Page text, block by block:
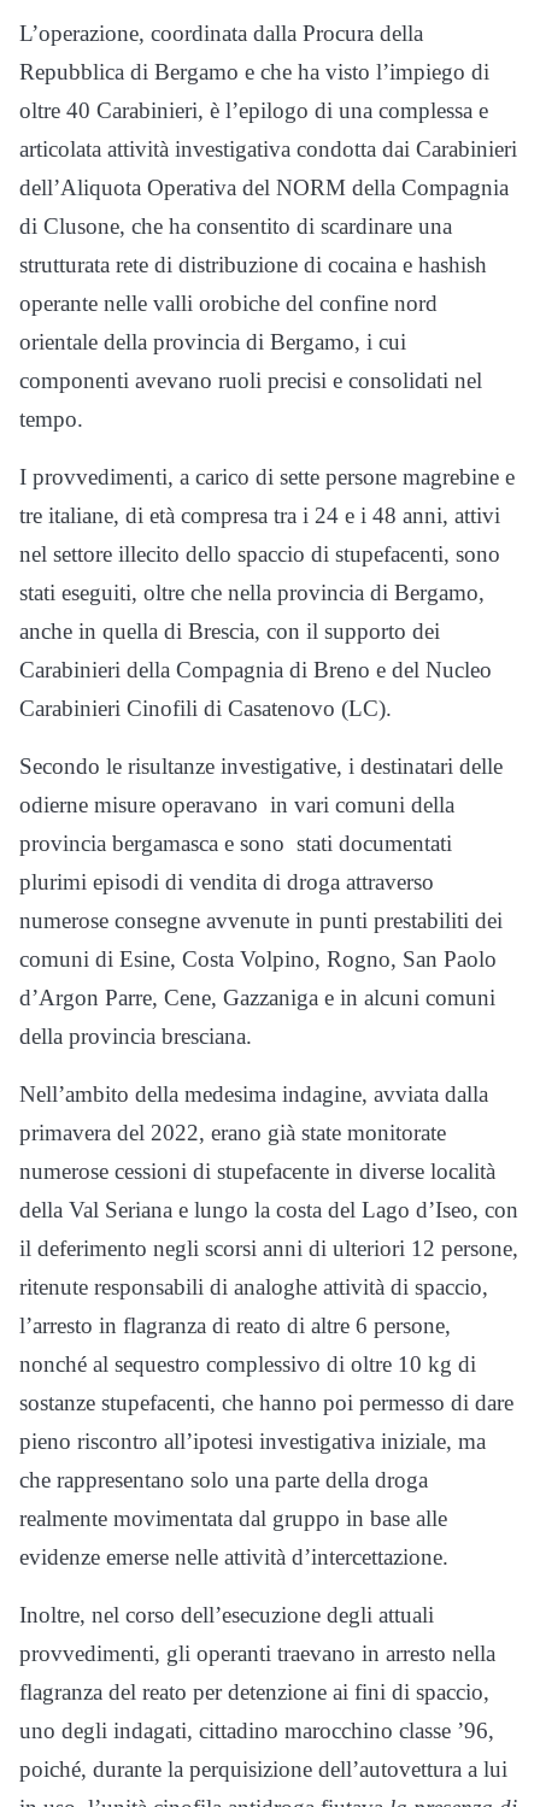
L’operazione, coordinata dalla Procura della
Repubblica di Bergamo e che ha visto l’impiego di
oltre 40 Carabinieri, è l’epilogo di una complessa e
articolata attività investigativa condotta dai Carabinieri
dell’Aliquota Operativa del NORM della Compagnia
di Clusone, che ha consentito di scardinare una
strutturata rete di distribuzione di cocaina e hashish
operante nelle valli orobiche del confine nord
orientale della provincia di Bergamo, i cui
componenti avevano ruoli precisi e consolidati nel
tempo.
I provvedimenti, a carico di sette persone magrebine e
tre italiane, di età compresa tra i 24 e i 48 anni, attivi
nel settore illecito dello spaccio di stupefacenti, sono
stati eseguiti, oltre che nella provincia di Bergamo,
anche in quella di Brescia, con il supporto dei
Carabinieri della Compagnia di Breno e del Nucleo
Carabinieri Cinofili di Casatenovo (LC).
Secondo le risultanze investigative, i destinatari delle
odierne misure operavano in vari comuni della
provincia bergamasca e sono stati documentati
plurimi episodi di vendita di droga attraverso
numerose consegne avvenute in punti prestabiliti dei
comuni di Esine, Costa Volpino, Rogno, San Paolo
d’Argon Parre, Cene, Gazzaniga e in alcuni comuni
della provincia bresciana.
Nell’ambito della medesima indagine, avviata dalla
primavera del 2022, erano già state monitorate
numerose cessioni di stupefacente in diverse località
della Val Seriana e lungo la costa del Lago d’Iseo, con
il deferimento negli scorsi anni di ulteriori 12 persone,
ritenute responsabili di analoghe attività di spaccio,
l’arresto in flagranza di reato di altre 6 persone,
nonché al sequestro complessivo di oltre 10 kg di
sostanze stupefacenti, che hanno poi permesso di dare
pieno riscontro all’ipotesi investigativa iniziale, ma
che rappresentano solo una parte della droga
realmente movimentata dal gruppo in base alle
evidenze emerse nelle attività d’intercettazione.
Inoltre, nel corso dell’esecuzione degli attuali
provvedimenti, gli operanti traevano in arresto nella
flagranza del reato per detenzione ai fini di spaccio,
uno degli indagati, cittadino marocchino classe ’96,
poiché, durante la perquisizione dell’autovettura a lui